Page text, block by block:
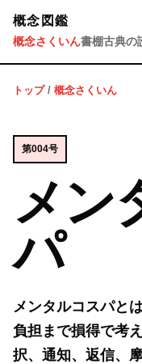
概念図鑑
概念さくいん書棚古典の
トップ/ 概念さくいん
第004号
メン
パ
メンタルコスパと
負担まで損得で考
択、通知、返信、